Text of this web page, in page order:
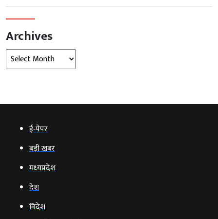
Archives
Archives
ई‑पेपर
बड़ी खबर
मध्‍यप्रदेश
देश
विदेश